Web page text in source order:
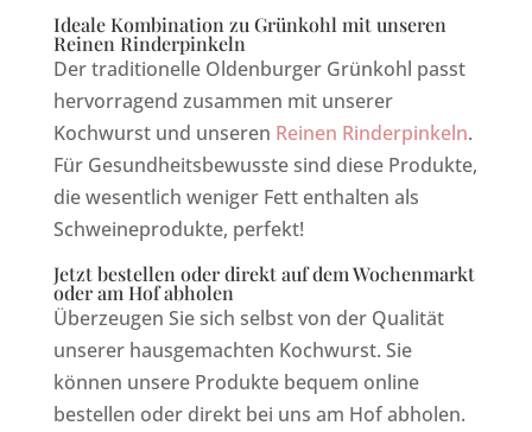
Ideale Kombination zu Grünkohl mit unseren
Reinen Rinderpinkeln
Der traditionelle Oldenburger Grünkohl passt
hervorragend zusammen mit unserer
Kochwurst und unseren Reinen Rinderpinkeln.
Für Gesundheitsbewusste sind diese Produkte,
die wesentlich weniger Fett enthalten als
Schweineprodukte, perfekt!
Jetzt bestellen oder direkt auf dem Wochenmarkt
oder am Hof abholen
Überzeugen Sie sich selbst von der Qualität
unserer hausgemachten Kochwurst. Sie
können unsere Produkte bequem online
bestellen oder direkt bei uns am Hof abholen.